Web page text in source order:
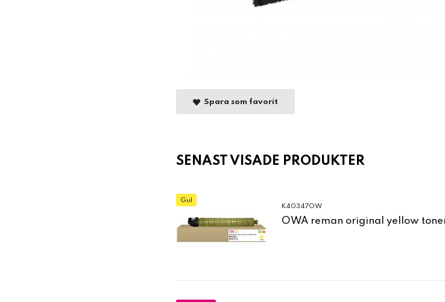
Spara som favorit
SENAST VISADE PRODUKTER
Gul
K40347OW
OWA reman original yellow